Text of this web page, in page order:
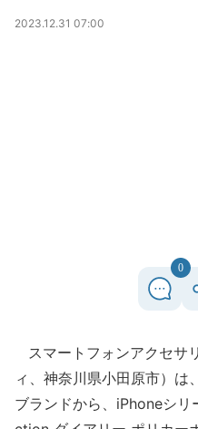
2023.12.31 07:00
0
スマートフォンアクセサ
ィ、神奈川県小田原市）は
ブランドから、iPhoneシ